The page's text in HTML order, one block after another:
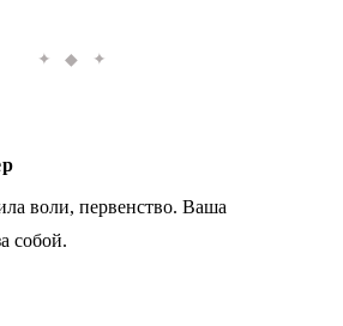
✦ ◆ ✦
воли, первенство. Ваша
собой.